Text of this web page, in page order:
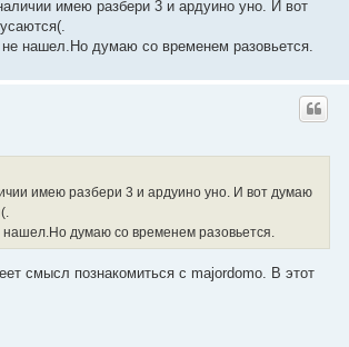
имею разбери 3 и ардуино уно. И вот
нашел.Но думаю со временем разовьется.
имею разбери 3 и ардуино уно. И вот думаю
думаю со временем разовьется.
смысл познакомиться с majordomo. В этот